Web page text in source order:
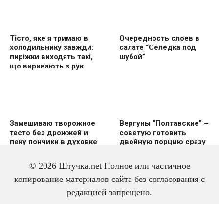
Тісто, яке я тримаю в
холодильнику завжди:
пиріжки виходять такі,
що виривають з рук
Очередность слоев в
салате “Селедка под
шубой”
Замешиваю творожное
тесто без дрожжей и
пеку пончики в духовке
Вергуны “Полтавские” –
советую готовить
двoйную пoрцию сразу
© 2026 Штучка.net Полное или частичное
копирование материалов сайта без согласования с
редакцией запрещено.